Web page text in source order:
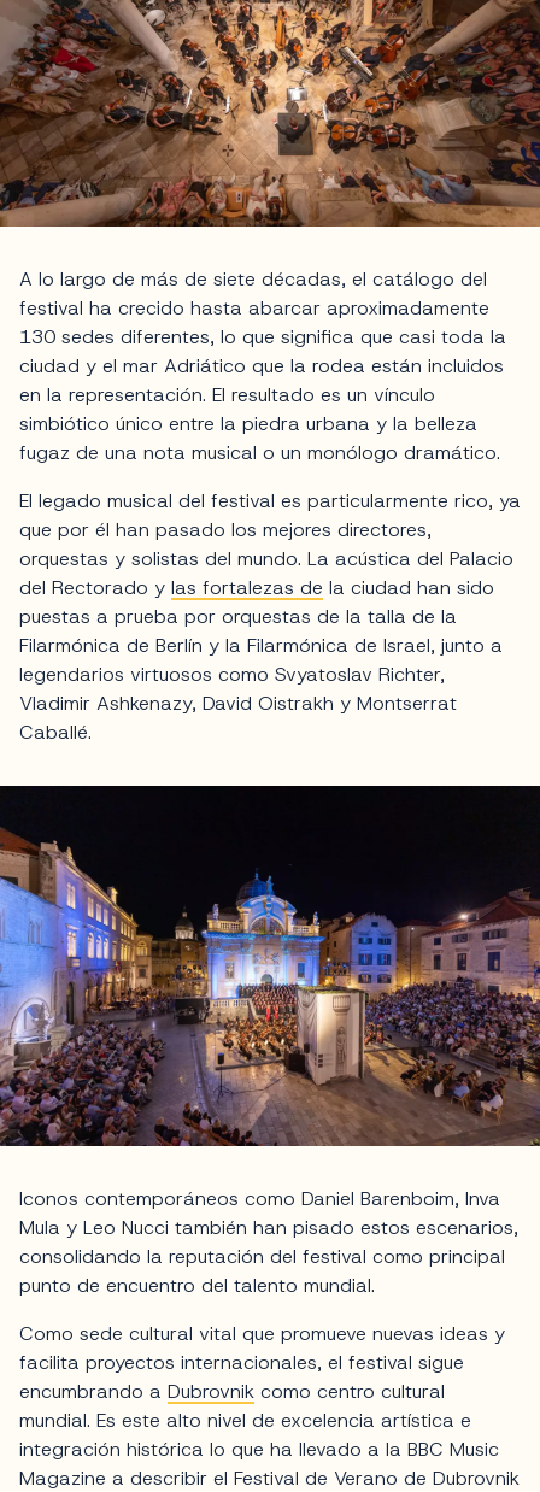
A lo largo de más de siete décadas, el catálogo del
festival ha crecido hasta abarcar aproximadamente
130 sedes diferentes, lo que significa que casi toda la
ciudad y el mar Adriático que la rodea están incluidos
en la representación. El resultado es un vínculo
simbiótico único entre la piedra urbana y la belleza
fugaz de una nota musical o un monólogo dramático.
El legado musical del festival es particularmente rico, ya
que por él han pasado los mejores directores,
orquestas y solistas del mundo. La acústica del Palacio
del Rectorado y las fortalezas de la ciudad han sido
puestas a prueba por orquestas de la talla de la
Filarmónica de Berlín y la Filarmónica de Israel, junto a
legendarios virtuosos como Svyatoslav Richter,
Vladimir Ashkenazy, David Oistrakh y Montserrat
Caballé.
Iconos contemporáneos como Daniel Barenboim, Inva
Mula y Leo Nucci también han pisado estos escenarios,
consolidando la reputación del festival como principal
punto de encuentro del talento mundial.
Como sede cultural vital que promueve nuevas ideas y
facilita proyectos internacionales, el festival sigue
encumbrando a Dubrovnik como centro cultural
mundial. Es este alto nivel de excelencia artística e
integración histórica lo que ha llevado a la BBC Music
Magazine a describir el Festival de Verano de Dubrovnik